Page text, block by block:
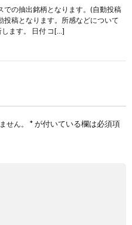
での抽出銘柄となります。(自動投稿
投稿となります。所感などについて
ます。 日付 コ[…]
せん。 *が付いている欄は必須項